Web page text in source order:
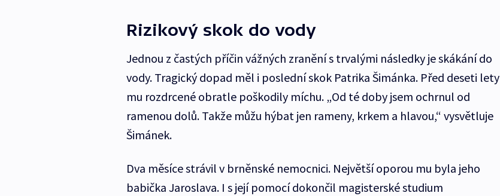
Rizikový skok do vody
Jednou z častých příčin vážných zranění s trvalými následky je skákání do
vody. Tragický dopad měl i poslední skok Patrika Šimánka. Před deseti lety
mu rozdrcené obratle poškodily míchu. „Od té doby jsem ochrnul od
ramenou dolů. Takže můžu hýbat jen rameny, krkem a hlavou,“ vysvětluje
Šimánek.
Dva měsíce strávil v brněnské nemocnici. Největší oporou mu byla jeho
babička Jaroslava. I s její pomocí dokončil magisterské studium